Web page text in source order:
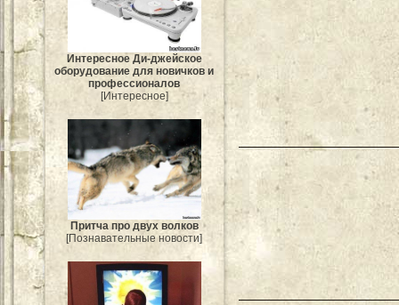
Интересное Ди-джейское
оборудование для новичков и
профессионалов
[Интересное]
Притча про двух волков
[Познавательные новости]